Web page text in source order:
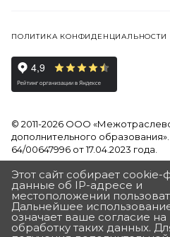
ПОЛИТИКА КОНФИДЕНЦИАЛЬНОСТИ
© 2011-2026 ООО
дополнительного
64/00647996 от 17.04.2023 года.
Продолжая использовать наш
обработку файлов Cookies и
данных, в соответствии с
персональных данных
Этот сайт собирает cookie-
данные об IP-адресе и
местоположении
Дальнейшее
означает ваше согласие на
обработку таких данных.
ПОЛУЧИТЬ ПОДАРОК